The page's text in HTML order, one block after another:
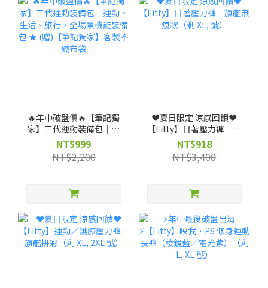
🔥年中破盤價🔥【筆記獨
家】三代運動裝備包｜運
動、生活、旅行，全場景
機能裝備包 ★ (贈)【筆記
獨家】客製不織布袋
NT$999
NT$2,200
❤️夏日限定 涼感回饋❤️
【Fitty】日著壓力褲－旗
艦無痕款（剩 XL, 號）
NT$918
NT$3,400